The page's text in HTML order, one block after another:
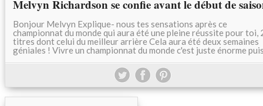
Melvyn Richardson se confie avant le début de
Bonjour Melvyn Explique- nous tes sensations après ce
championnat du monde qui aura été une pleine réussite pour toi,
titres dont celui du meilleur arrière Cela aura été deux semaines
géniales ! Vivre un championnat du monde c'est juste énorme